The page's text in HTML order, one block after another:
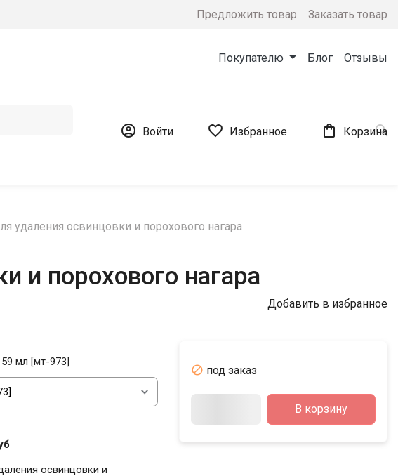
Предложить товар Заказать товар
Покупателю Блог Отзывы

 Войти  Избранное  Корзина
удаления освинцовки и порохового нагара
и порохового нагара
Добавить в избранное
мл [мт-973]
освинцовки и
 под заказ
В корзину